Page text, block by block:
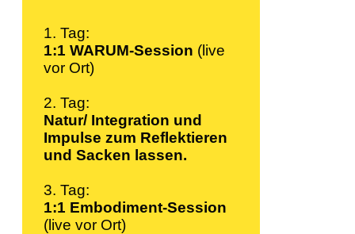
1. Tag:
1:1 WARUM-Session (live
vor Ort)
2. Tag:
Natur/ Integration und
Impulse zum Reflektieren
und Sacken lassen.
3. Tag:
1:1 Embodiment-Session
(live vor Ort)